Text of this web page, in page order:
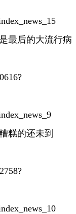
最后的大流行病
糕的还未到